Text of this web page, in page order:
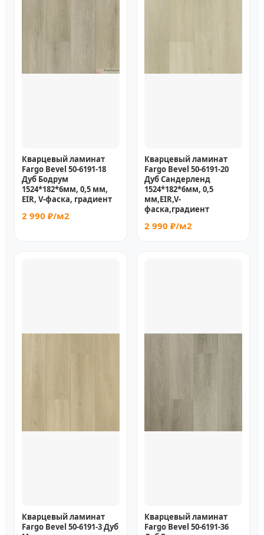
Кварцевый ламинат
Fargo Bevel 50-6191-18
Дуб Бодрум
1524*182*6мм, 0,5 мм,
EIR, V-фаска, градиент
2 990 ₽/м2
Кварцевый ламинат
Fargo Bevel 50-6191-20
Дуб Сандерленд
1524*182*6мм, 0,5
мм,EIR,V-
фаска,градиент
2 990 ₽/м2
Кварцевый ламинат
Fargo Bevel 50-6191-3 Дуб
Кварцевый ламинат
Fargo Bevel 50-6191-36